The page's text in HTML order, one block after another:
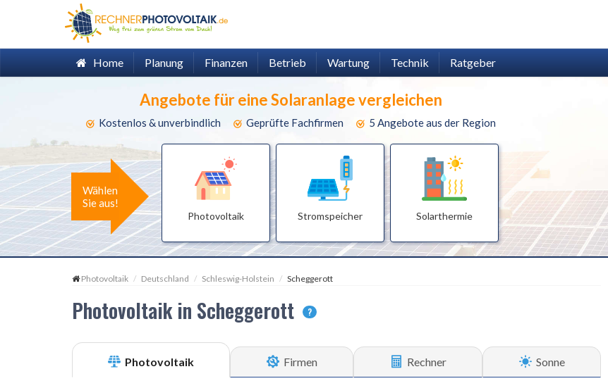
Home Planung Finanzen Betrieb Wartung Technik Ratgeber
Angebote für eine Solaranlage vergleichen
Kostenlos & unverbindlich Geprüfte Fachfirmen 5 Angebote aus der Region
Wählen
Sie aus!
Photovoltaik Stromspeicher Solarthermie
Photovoltaik Deutschland Schleswig-Holstein Scheggerott
Photovoltaik in Scheggerott ?
Photovoltaik Firmen Rechner Sonne